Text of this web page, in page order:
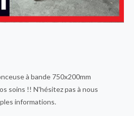
à bande 750x200mm
soins !! N'hésitez pas à nous
informations.